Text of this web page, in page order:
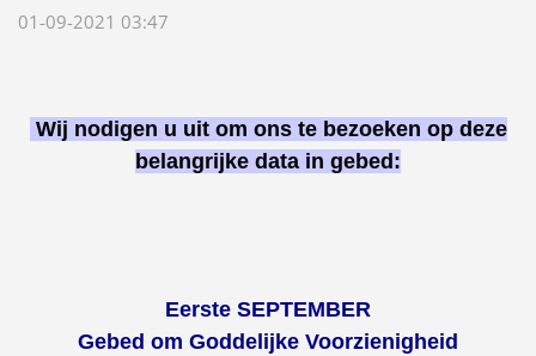
01-09-2021 03:47
Wij nodigen u uit om ons te bezoeken op deze
belangrijke data in gebed:
Eerste SEPTEMBER
Gebed om Goddelijke Voorzienigheid